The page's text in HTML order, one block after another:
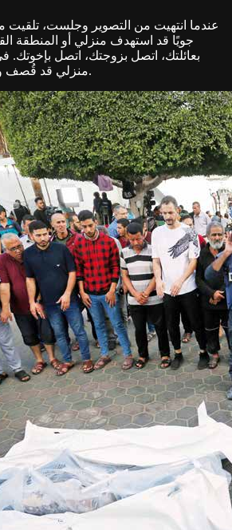
عندما انتهيت من التصوير وجلست، تلقيت
جويًا قد استهدف منزلي أو المنطقة
بعائلتك، اتصل بزوجتك، اتصل بإخوتك.
منزلي قد قُصف وأن عائلتي قد استشهدت.